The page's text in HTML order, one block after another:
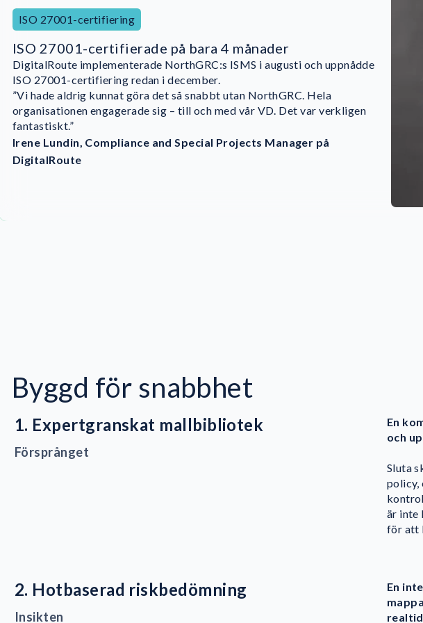
ISO 27001-certifiering
ISO 27001-certifierade på bara 4 månader
DigitalRoute implementerade NorthGRC:s ISMS i augusti och uppnådde
ISO 27001-certifiering redan i december.
”Vi hade aldrig kunnat göra det så snabbt utan NorthGRC. Hela
organisationen engagerade sig – till och med vår VD. Det var verkligen
fantastiskt.”
Irene Lundin, Compliance and Special Projects Manager på
DigitalRoute
”NorthGRC stödde oss genom hela implementeringen av ISO 27001 och
fortsätter att stödja oss i att driva vårt ISMS på ett strukturerat och
standardenligt sätt. Plattformen hjälper oss att säkerställa att våra ISMS-
processer är effektiva i den dagliga verksamheten och att vi upprätthåller
långsiktig efterlevnad av standarden.”
”NorthGRC hjälpte oss att gå från inledande compliance-uttalanden till en
kontinuerlig efterlevnadsprocess. Det gav oss tydlighet och ägarskap i hela
organisationen.”
Byggd för snabbhet
1. Expertgranskat mallbibliotek
Försprånget
En
och
Sluta
policy,
är inte
för att
2. Hotbaserad riskbedömning
Insikten
En